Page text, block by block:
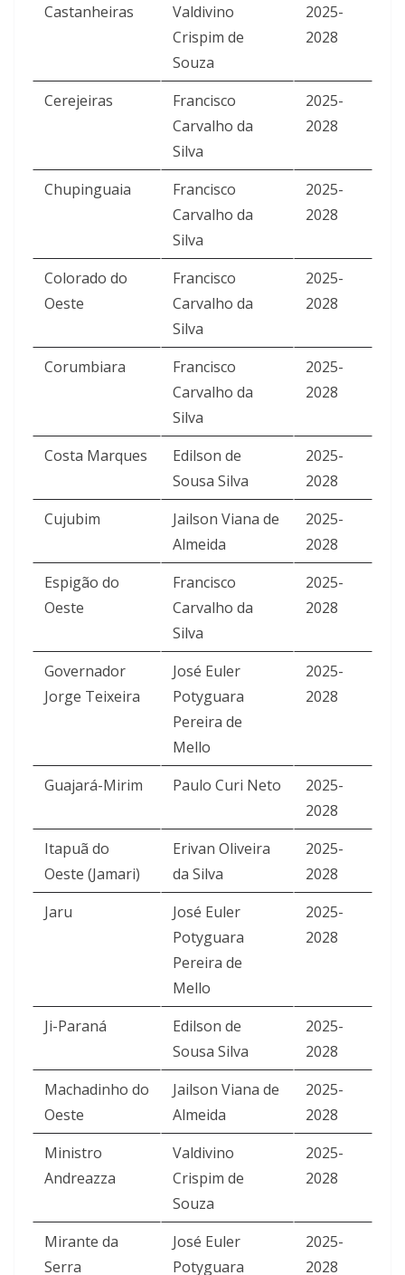
Castanheiras
Valdivino
Crispim de
Souza
2025-
2028
Cerejeiras
Francisco
Carvalho da
Silva
2025-
2028
Chupinguaia
Francisco
Carvalho da
Silva
2025-
2028
Colorado do
Oeste
Francisco
Carvalho da
Silva
2025-
2028
Corumbiara
Francisco
Carvalho da
Silva
2025-
2028
Costa Marques
Edilson de
Sousa Silva
2025-
2028
Cujubim
Jailson Viana de
Almeida
2025-
2028
Espigão do
Oeste
Francisco
Carvalho da
Silva
2025-
2028
Governador
Jorge Teixeira
José Euler
Potyguara
Pereira de
Mello
2025-
2028
Guajará-Mirim Paulo Curi Neto
2025-
2028
Itapuã do
Oeste (Jamari)
Erivan Oliveira
da Silva
2025-
2028
Jaru
José Euler
Potyguara
Pereira de
Mello
2025-
2028
Ji-Paraná
Edilson de
Sousa Silva
2025-
2028
Machadinho do
Oeste
Jailson Viana de
Almeida
2025-
2028
Ministro
Andreazza
Valdivino
Crispim de
Souza
2025-
2028
Mirante da
Serra
José Euler
Potyguara
2025-
2028